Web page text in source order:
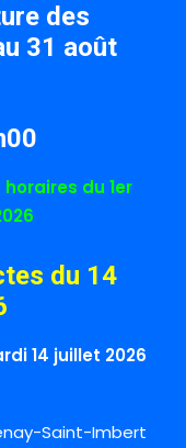
des
31 août
du 1er
du 14
14 juillet 2026
Saint-Imbert